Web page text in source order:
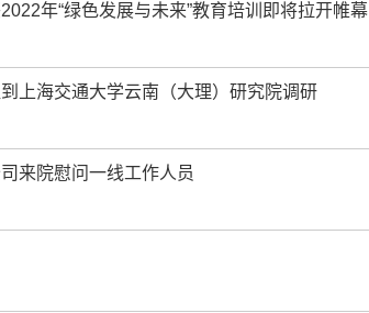
年“绿色发展与未来”教育培训即将拉开帷幕
上海交通大学云南（大理）研究院调研
来院慰问一线工作人员